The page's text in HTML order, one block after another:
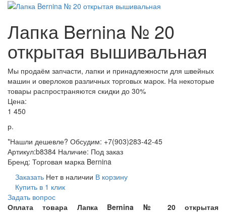
Лапка Bernina № 20
открытая вышивальная
Мы продаём запчасти, лапки и принадлежности для швейных
машин и оверлоков различных торговых марок. На некоторые
товары распространяются скидки до 30%
Цена:
1 450
р.
*Нашли дешевле? Обсудим: +7(903)283-42-45
Артикул:b8384 Наличие: Под заказ
Бренд: Торговая марка Bernina
Заказать Нет в наличии В корзину
Купить в 1 клик
Задать вопрос
Оплата товара Лапка Bernina № 20 открытая